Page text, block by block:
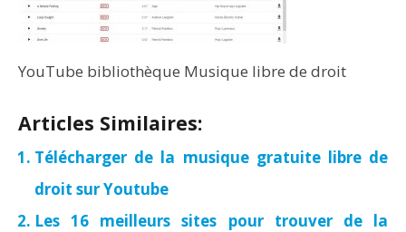
YouTube bibliothèque Musique libre de droit
Articles Similaires:
Télécharger de la musique gratuite libre de
droit sur Youtube
Les 16 meilleurs sites pour trouver de la